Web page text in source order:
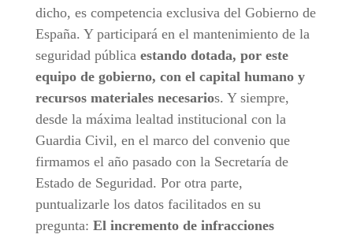
dicho, es competencia exclusiva del Gobierno de
España. Y participará en el mantenimiento de la
seguridad pública estando dotada, por este
equipo de gobierno, con el capital humano y
recursos materiales necesarios. Y siempre,
desde la máxima lealtad institucional con la
Guardia Civil, en el marco del convenio que
firmamos el año pasado con la Secretaría de
Estado de Seguridad. Por otra parte,
puntualizarle los datos facilitados en su
pregunta: El incremento de infracciones